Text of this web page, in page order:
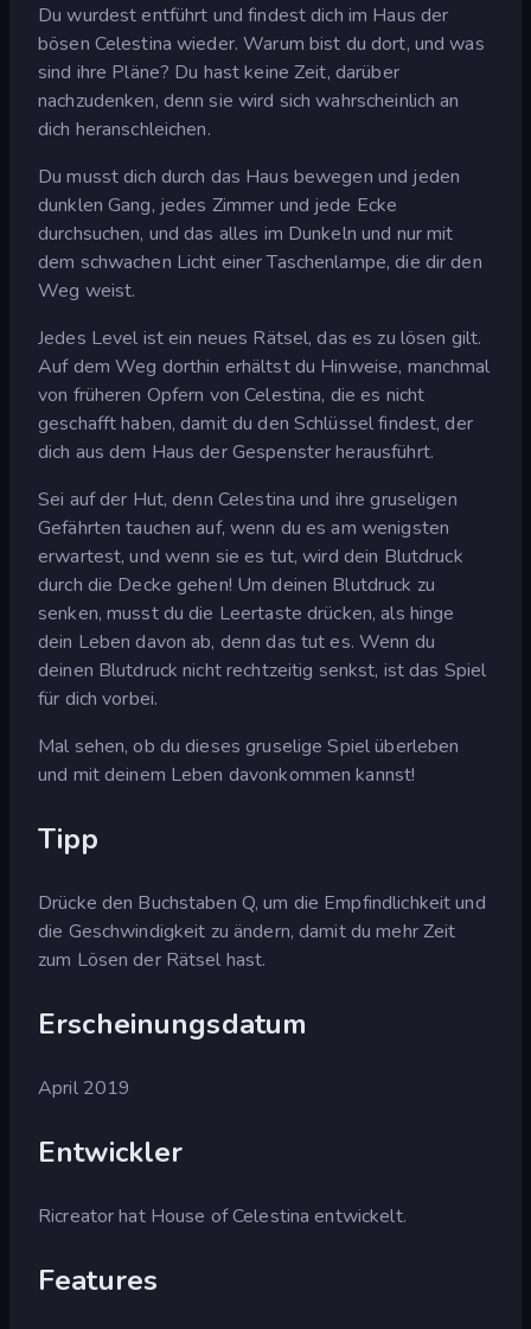
Du wurdest entführt und findest dich im Haus der
bösen Celestina wieder. Warum bist du dort, und was
sind ihre Pläne? Du hast keine Zeit, darüber
nachzudenken, denn sie wird sich wahrscheinlich an
dich heranschleichen.
Du musst dich durch das Haus bewegen und jeden
dunklen Gang, jedes Zimmer und jede Ecke
durchsuchen, und das alles im Dunkeln und nur mit
dem schwachen Licht einer Taschenlampe, die dir den
Weg weist.
Jedes Level ist ein neues Rätsel, das es zu lösen gilt.
Auf dem Weg dorthin erhältst du Hinweise, manchmal
von früheren Opfern von Celestina, die es nicht
geschafft haben, damit du den Schlüssel findest, der
dich aus dem Haus der Gespenster herausführt.
Sei auf der Hut, denn Celestina und ihre gruseligen
Gefährten tauchen auf, wenn du es am wenigsten
erwartest, und wenn sie es tut, wird dein Blutdruck
durch die Decke gehen! Um deinen Blutdruck zu
senken, musst du die Leertaste drücken, als hinge
dein Leben davon ab, denn das tut es. Wenn du
deinen Blutdruck nicht rechtzeitig senkst, ist das Spiel
für dich vorbei.
Mal sehen, ob du dieses gruselige Spiel überleben
und mit deinem Leben davonkommen kannst!
Tipp
Drücke den Buchstaben Q, um die Empfindlichkeit und
die Geschwindigkeit zu ändern, damit du mehr Zeit
zum Lösen der Rätsel hast.
Erscheinungsdatum
April 2019
Entwickler
Ricreator hat House of Celestina entwickelt.
Features